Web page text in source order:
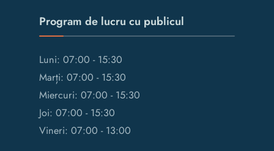
Program de lucru cu publicul
Luni: 07:00 - 15:30
Marți: 07:00 - 15:30
Miercuri: 07:00 - 15:30
Joi: 07:00 - 15:30
Vineri: 07:00 - 13:00